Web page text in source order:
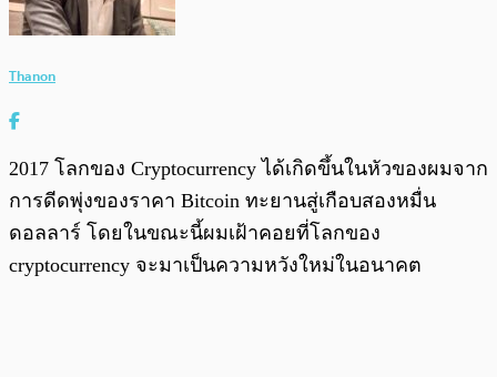
Thanon
2017 โลกของ Cryptocurrency ได้เกิดขึ้นในหัวของผมจาก
การดีดพุ่งของราคา Bitcoin ทะยานสู่เกือบสองหมื่น
ดอลลาร์ โดยในขณะนี้ผมเฝ้าคอยที่โลกของ
cryptocurrency จะมาเป็นความหวังใหม่ในอนาคต